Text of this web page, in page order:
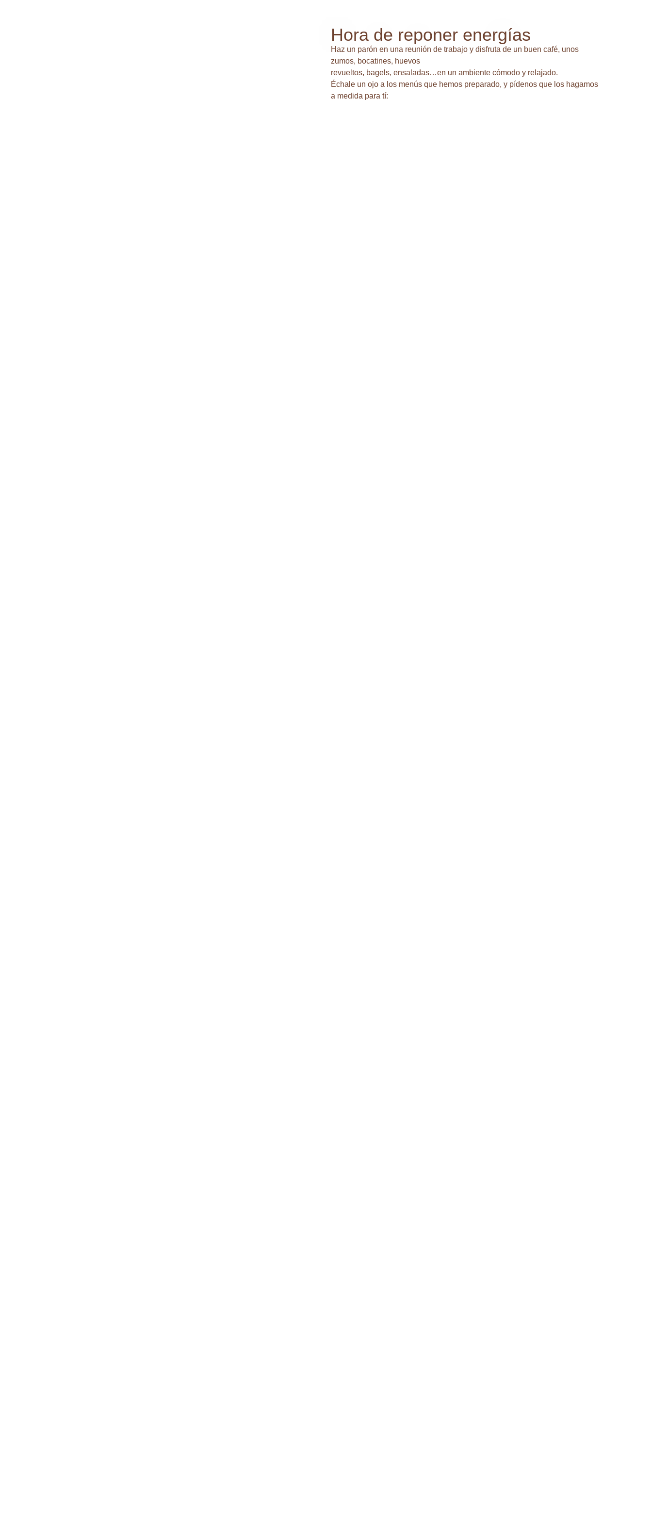
Hora de reponer energías
Haz un parón en una reunión de trabajo y disfruta de un buen café, unos
zumos, bocatines, huevos
revueltos, bagels, ensaladas…en un ambiente cómodo y relajado.
Échale un ojo a los menús que hemos preparado, y pídenos que los hagamos
a medida para tí: